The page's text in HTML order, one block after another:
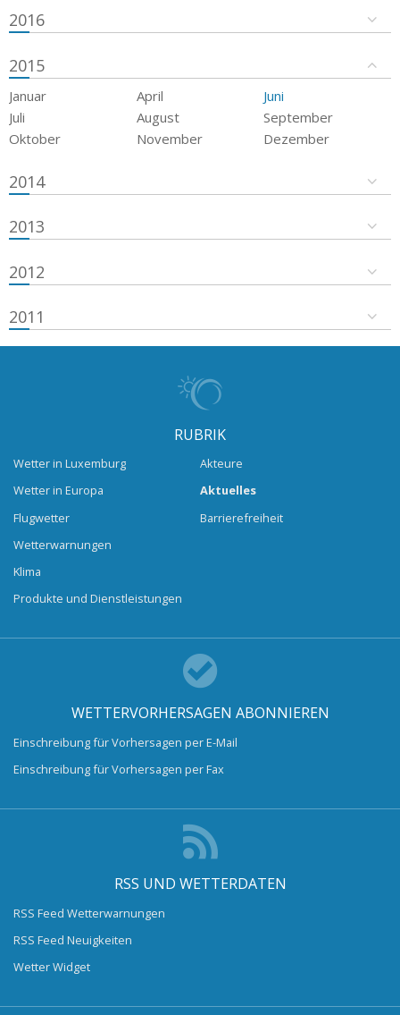
2016
2015
Januar April
Juni
Juli
August
September
Oktober
November Dezember
2014
2013
2012
2011
RUBRIK
Wetter in Luxemburg
Wetter in Europa
Flugwetter
Wetterwarnungen
Klima
Produkte und Dienstleistungen
Akteure
Aktuelles
Barrierefreiheit
WETTERVORHERSAGEN ABONNIEREN
Einschreibung für Vorhersagen per E-Mail
Einschreibung für Vorhersagen per Fax
RSS UND WETTERDATEN
RSS Feed Wetterwarnungen
RSS Feed Neuigkeiten
Wetter Widget